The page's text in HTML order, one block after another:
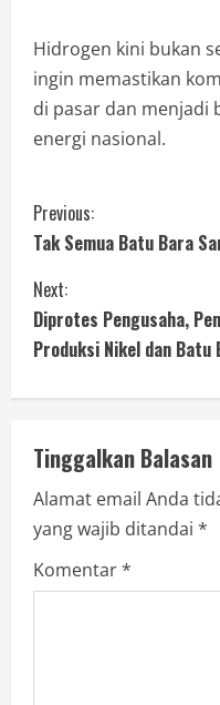
Hidrogen kini bukan
ingin memastikan
di pasar dan menjadi
energi nasional.
Previous:
Tak Semua Batu Bara
Next:
Diprotes Pengusaha,
Produksi Nikel dan Batu
Tinggalkan Balasan
Alamat email Anda
yang wajib ditandai *
Komentar*